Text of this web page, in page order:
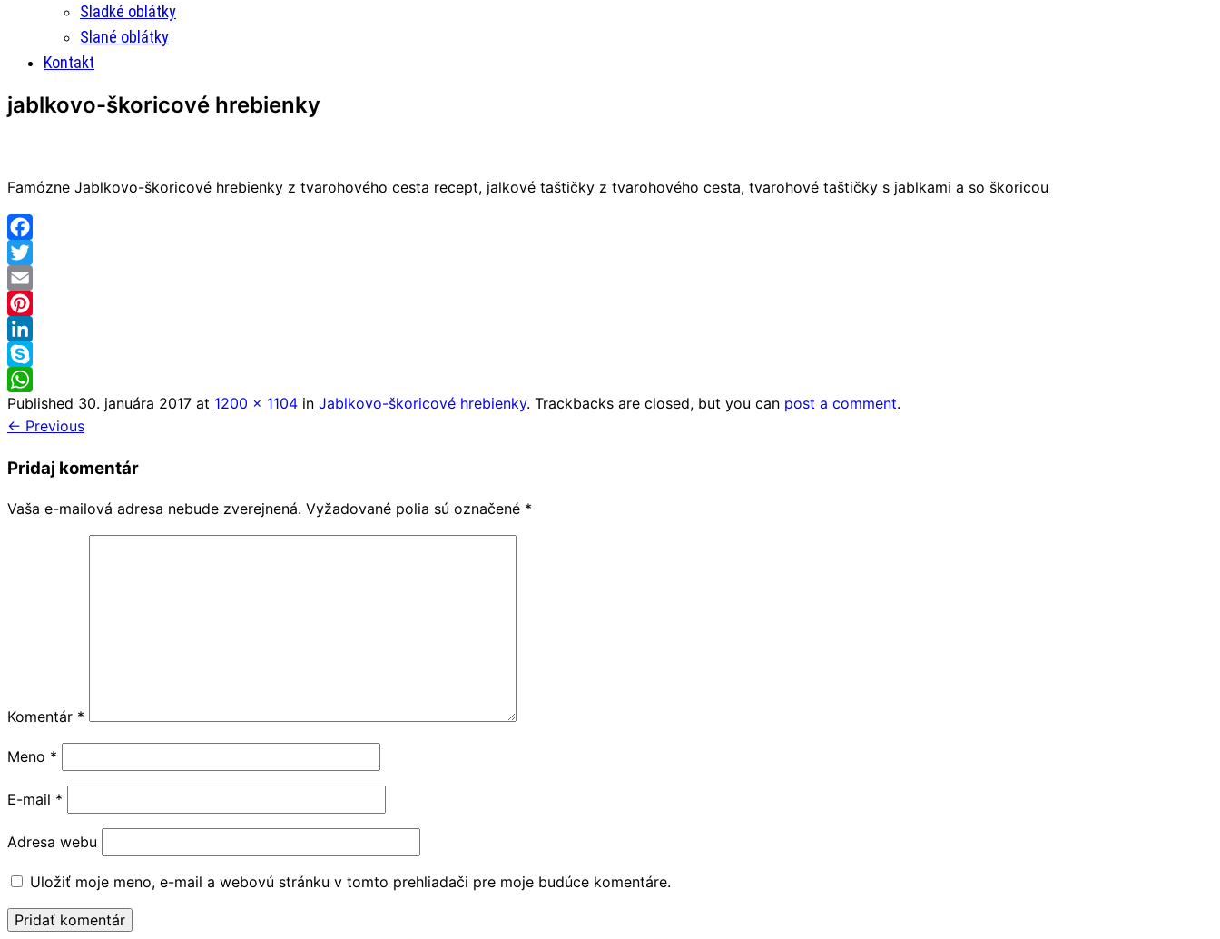
Sladké oblátky
Slané oblátky
Kontakt
jablkovo-škoricové hrebienky
Famózne Jablkovo-škoricové hrebienky z tvarohového cesta recept, jalkové taštičky z tvarohového cesta, tvarohové taštičky s jablkami a so škoricou
Facebook
Twitter
Email
Pinterest
LinkedIn
Skype
WhatsApp
Published 30. januára 2017 at 1200 × 1104 in Jablkovo-škoricové hrebienky. Trackbacks are closed, but you can post a comment.
← Previous
Pridaj komentár
Vaša e-mailová adresa nebude zverejnená. Vyžadované polia sú označené *
Komentár *
Meno *
E-mail *
Adresa webu
Uložiť moje meno, e-mail a webovú stránku v tomto prehliadači pre moje budúce komentáre.